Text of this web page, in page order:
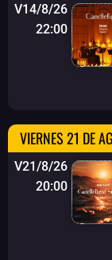
V14/8/26
22:00
VIERNES 21 DE
V21/8/26
20:00